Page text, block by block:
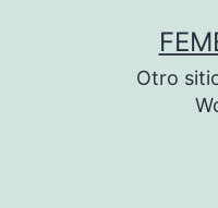
Otro